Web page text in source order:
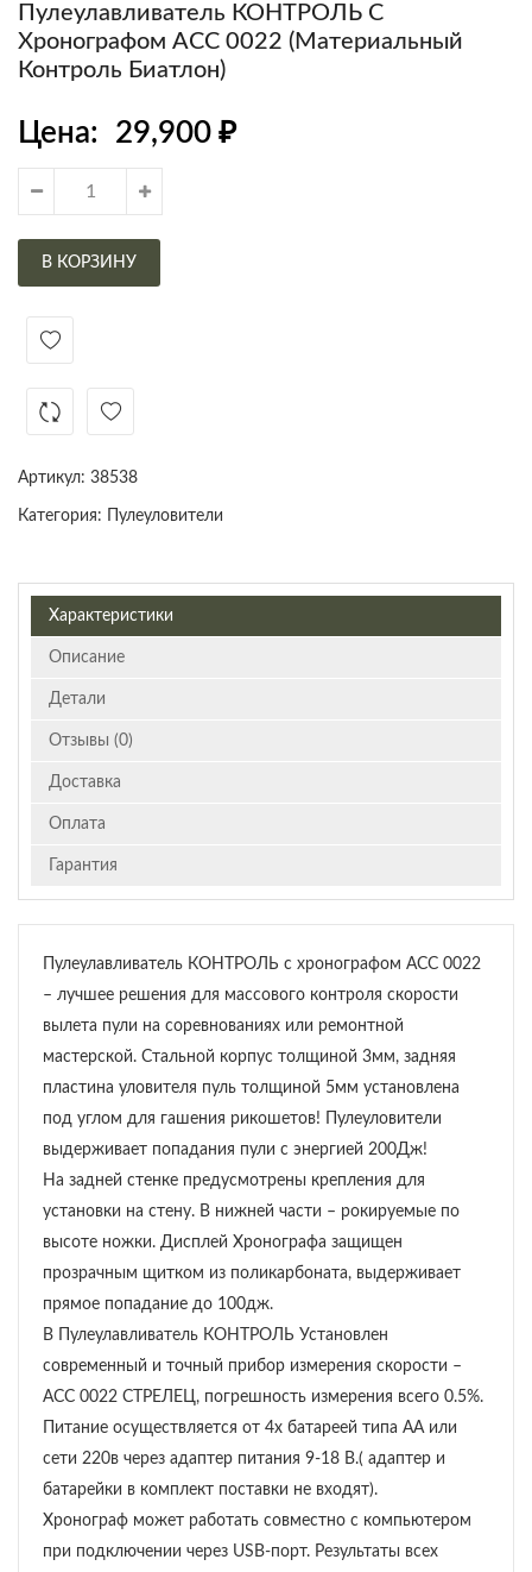
Пулеулавливатель КОНТРОЛЬ С
Хронографом АСС 0022 (материальный
Контроль Биатлон)
Цена: 29,900 ₽
В КОРЗИНУ
Артикул: 38538
Категория: Пулеуловители
Характеристики
Описание
Детали
Отзывы (0)
Доставка
Оплата
Гарантия
Пулеулавливатель КОНТРОЛЬ с хронографом АСС 0022
– лучшее решения для массового контроля скорости
вылета пули на соревнованиях или ремонтной
мастерской. Стальной корпус толщиной 3мм, задняя
пластина уловителя пуль толщиной 5мм установлена
под углом для гашения рикошетов! Пулеуловители
выдерживает попадания пули с энергией 200Дж!
На задней стенке предусмотрены крепления для
установки на стену. В нижней части – рокируемые по
высоте ножки. Дисплей Хронографа защищен
прозрачным щитком из поликарбоната, выдерживает
прямое попадание до 100дж.
В Пулеулавливатель КОНТРОЛЬ Установлен
современный и точный прибор измерения скорости –
АСС 0022 СТРЕЛЕЦ, погрешность измерения всего 0.5%.
Питание осуществляется от 4х батареей типа АА или
сети 220в через адаптер питания 9-18 В.( адаптер и
батарейки в комплект поставки не входят).
Хронограф может работать совместно с компьютером
при подключении через USB-порт. Результаты всех